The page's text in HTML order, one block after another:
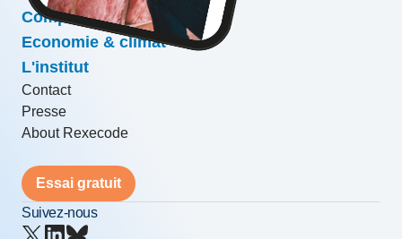
Compétitivité & croissance
Economie & climat
L'institut
Contact
Presse
About Rexecode
Essai gratuit
Suivez-nous